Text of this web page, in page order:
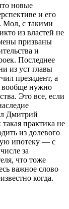
новые
и его
Мол, с такими
из властей не
призваны
и
Последнее
из уст главы
президент, а
вообще нужно
Это все, если
Дмитрий
практика не
из долевого
ипотеку — с
за
что тоже
важное слово
когда.